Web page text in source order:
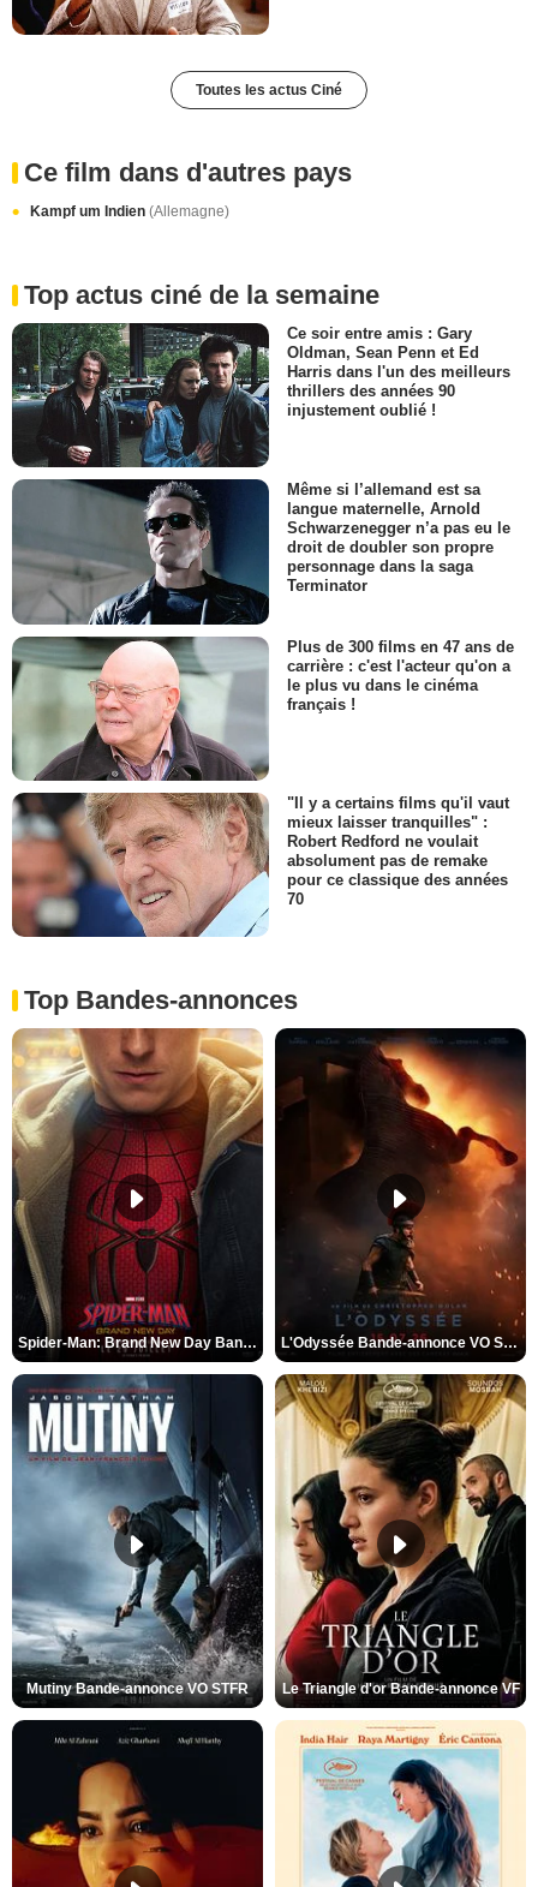
Toutes les actus Ciné
Ce film dans d'autres pays
Kampf um Indien (Allemagne)
Top actus ciné de la semaine
Ce soir entre amis : Gary
Oldman, Sean Penn et Ed
Harris dans l'un des meilleurs
thrillers des années 90
injustement oublié !
Même si l’allemand est sa
langue maternelle, Arnold
Schwarzenegger n’a pas eu le
droit de doubler son propre
personnage dans la saga
Terminator
Plus de 300 films en 47 ans de
carrière : c'est l'acteur qu'on a
le plus vu dans le cinéma
français !
"Il y a certains films qu'il vaut
mieux laisser tranquilles" :
Robert Redford ne voulait
absolument pas de remake
pour ce classique des années
70
Top Bandes-annonces
Spider-Man: Brand New Day Bande-annonce VO STFR L'Odyssée Bande-annonce VO STFR
Mutiny Bande-annonce VO STFR Le Triangle d'or Bande-annonce VF